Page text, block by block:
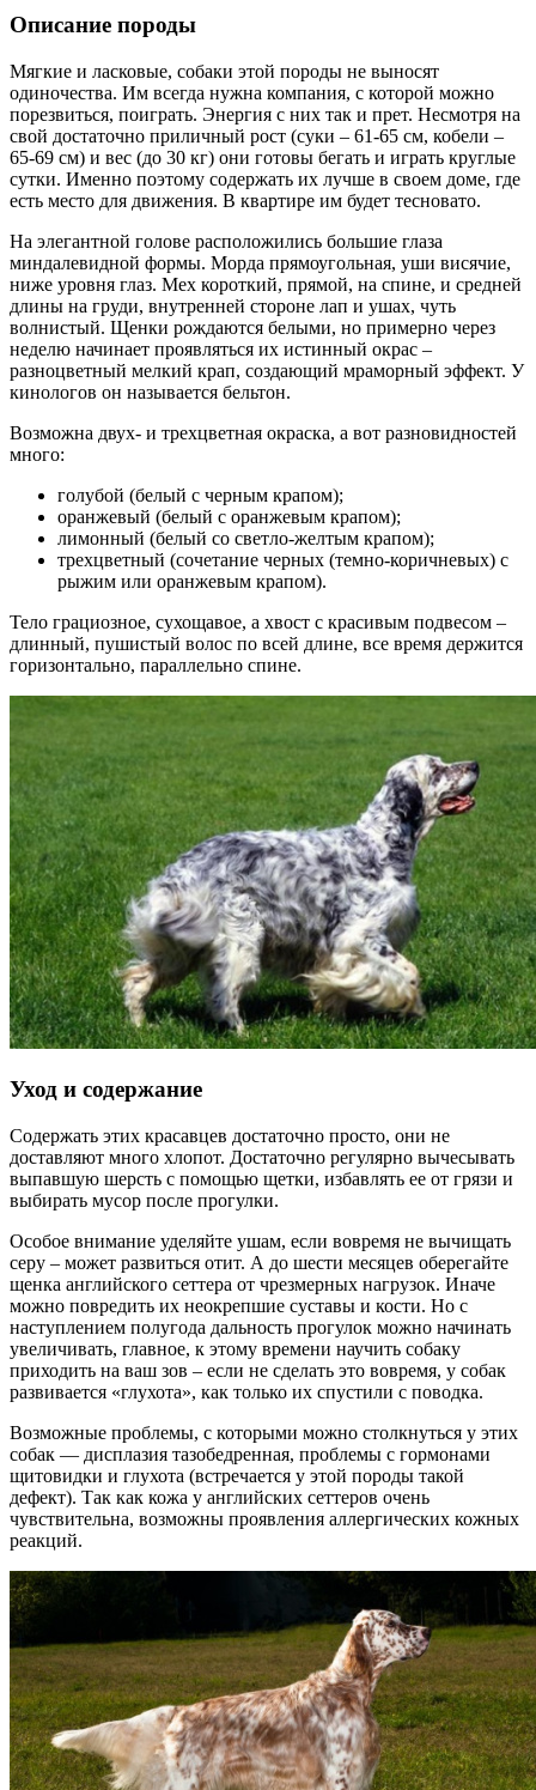
Описание породы
Мягкие и ласковые, собаки этой породы не выносят
одиночества. Им всегда нужна компания, с которой можно
порезвиться, поиграть. Энергия с них так и прет. Несмотря на
свой достаточно приличный рост (суки – 61-65 см, кобели –
65-69 см) и вес (до 30 кг) они готовы бегать и играть круглые
сутки. Именно поэтому содержать их лучше в своем доме, где
есть место для движения. В квартире им будет тесновато.
На элегантной голове расположились большие глаза
миндалевидной формы. Морда прямоугольная, уши висячие,
ниже уровня глаз. Мех короткий, прямой, на спине, и средней
длины на груди, внутренней стороне лап и ушах, чуть
волнистый. Щенки рождаются белыми, но примерно через
неделю начинает проявляться их истинный окрас –
разноцветный мелкий крап, создающий мраморный эффект. У
кинологов он называется бельтон.
Возможна двух- и трехцветная окраска, а вот разновидностей
много:
голубой (белый с черным крапом);
оранжевый (белый с оранжевым крапом);
лимонный (белый со светло-желтым крапом);
трехцветный (сочетание черных (темно-коричневых) с
рыжим или оранжевым крапом).
Тело грациозное, сухощавое, а хвост с красивым подвесом –
длинный, пушистый волос по всей длине, все время держится
горизонтально, параллельно спине.
Уход и содержание
Содержать этих красавцев достаточно просто, они не
доставляют много хлопот. Достаточно регулярно вычесывать
выпавшую шерсть с помощью щетки, избавлять ее от грязи и
выбирать мусор после прогулки.
Особое внимание уделяйте ушам, если вовремя не вычищать
серу – может развиться отит. А до шести месяцев оберегайте
щенка английского сеттера от чрезмерных нагрузок. Иначе
можно повредить их неокрепшие суставы и кости. Но с
наступлением полугода дальность прогулок можно начинать
увеличивать, главное, к этому времени научить собаку
приходить на ваш зов – если не сделать это вовремя, у собак
развивается «глухота», как только их спустили с поводка.
Возможные проблемы, с которыми можно столкнуться у этих
собак — дисплазия тазобедренная, проблемы с гормонами
щитовидки и глухота (встречается у этой породы такой
дефект). Так как кожа у английских сеттеров очень
чувствительна, возможны проявления аллергических кожных
реакций.